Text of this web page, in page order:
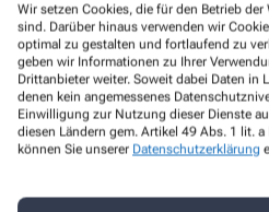
Wir setzen Cookies, die für den Betrieb
sind. Darüber hinaus verwenden wir
optimal zu gestalten und fortlaufend zu
geben wir Informationen zu Ihrer
Drittanbieter weiter. Soweit dabei Daten in
denen kein angemessenes
Einwilligung zur Nutzung dieser Dienste
diesen Ländern gem. Artikel 49 Abs. 1 lit.
können Sie unserer Datenschutzerklärung
Interesse geweckt?
Bewerben Sie sich jetzt ganz